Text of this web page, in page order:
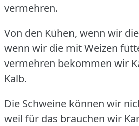
vermehren.
Von den Kühen, wenn wir
wenn wir die mit Weizen
vermehren bekommen wir
Kalb.
Die Schweine können wir
weil für das brauchen wir